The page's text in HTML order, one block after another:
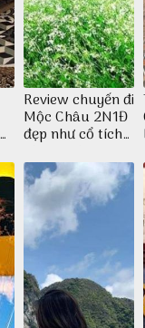
Review chuyến đi
Mộc Châu 2N1Đ
đẹp như cổ tích
Thu Hà